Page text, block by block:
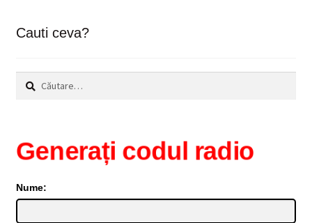
Cauti ceva?
Caută
după:
Generați codul radio
Nume: